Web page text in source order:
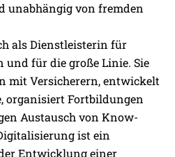
unabhängig von fremden
als Dienstleisterin für
für die große Linie. Sie
mit Versicherern, entwickelt
organisiert Fortbildungen
Austausch von Know-
ist ein
Entwicklung einer